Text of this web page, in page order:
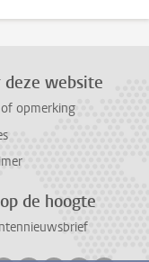
deze website
opmerking
de hoogte